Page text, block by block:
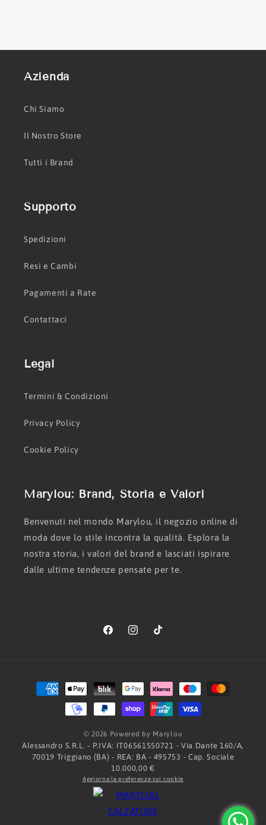
Azienda
Chi Siamo
Il Nostro Store
Tutti i Brand
Supporto
Spedizioni
Resi e Cambi
Pagamenti a Rate
Contattaci
Legal
Termini & Condizioni
Privacy Policy
Cookie Policy
Marylou: Brand, Storia e Valori
Benvenuti nel mondo Marylou, il negozio online di
moda dove lo stile incontra la qualità. Esplora la
nostra storia, i valori del brand e lasciati ispirare
dalle ultime tendenze pensate per te.
FacebookInstagramTikTok
Metodi
di
pagamento
© 2026 Powered by Marylou
Alessandro S.R.L. - P.IVA: IT06561550721 - Via Dante 160/A,
70019 Triggiano (BA) - REA: BA - 495753 - Cap. Sociale
10.000,00 €
Aggiorna le preferenze sui cookie